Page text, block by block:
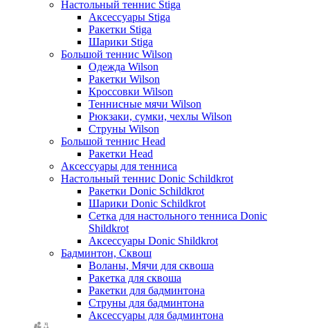
Настольный теннис Stiga
Аксессуары Stiga
Ракетки Stiga
Шарики Stiga
Большой теннис Wilson
Одежда Wilson
Ракетки Wilson
Кроссовки Wilson
Теннисные мячи Wilson
Рюкзаки, сумки, чехлы Wilson
Струны Wilson
Большой теннис Head
Ракетки Head
Аксессуары для тенниса
Настольный теннис Donic Schildkrot
Ракетки Donic Schildkrot
Шарики Donic Schildkrot
Сетка для настольного тенниса Donic
Shildkrot
Аксессуары Donic Shildkrot
Бадминтон, Сквош
Воланы, Мячи для сквоша
Ракетка для сквоша
Ракетки для бадминтона
Струны для бадминтона
Аксессуары для бадминтона